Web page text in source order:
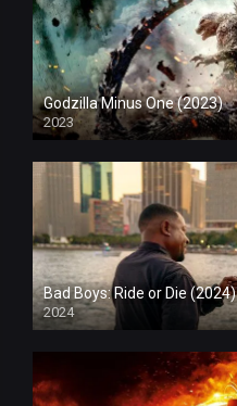
Godzilla Minus One (2023)
2023
Bad Boys: Ride or Die (2024)
2024